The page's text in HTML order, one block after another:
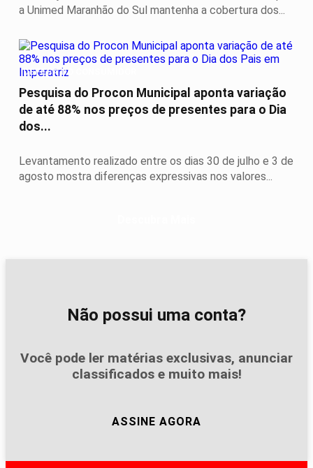
a Unimed Maranhão do Sul mantenha a cobertura dos...
DEFESA DO CONSUMIDOR
Pesquisa do Procon Municipal aponta variação
de até 88% nos preços de presentes para o Dia
dos...
Levantamento realizado entre os dias 30 de julho e 3 de
agosto mostra diferenças expressivas nos valores...
Não possui uma conta?
Você pode ler matérias exclusivas, anunciar
classificados e muito mais!
ASSINE AGORA